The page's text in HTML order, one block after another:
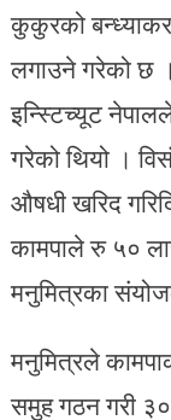
कुकुरको
लगाउने गरेको छ
इन्स्टिच्यूट
गरेको थियो ।
औषधी खरिद
कामपाले रु ५०
मनुमित्रका
मनुमित्रले
समुह गठन गरी